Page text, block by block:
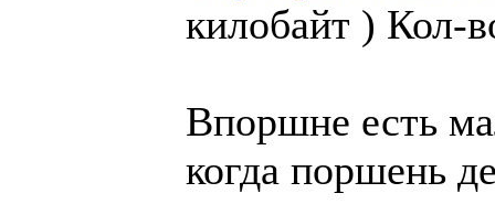
килобайт ) Кол-
Впоршне есть
когда поршень